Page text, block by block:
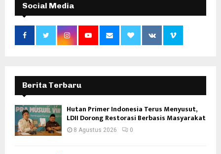
Social Media
Berita Terbaru
Hutan Primer Indonesia Terus Menyusut,
LDII Dorong Restorasi Berbasis Masyarakat
8 Agustus 2026 0